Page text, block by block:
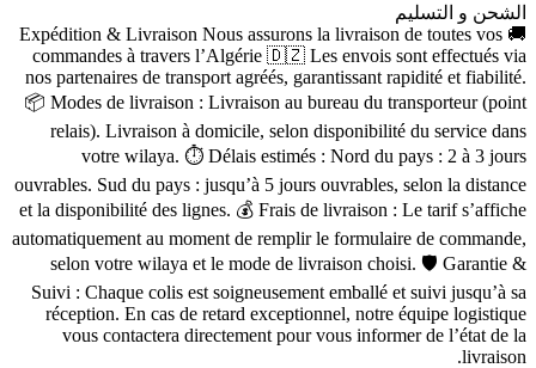
الشحن و التسليم
🚚 Expédition & Livraison Nous assurons la livraison de toutes vos
commandes à travers l’Algérie 🇩🇿 Les envois sont effectués via
nos partenaires de transport agréés, garantissant rapidité et fiabilité.
📦 Modes de livraison : Livraison au bureau du transporteur (point
relais). Livraison à domicile, selon disponibilité du service dans
votre wilaya. ⏱ Délais estimés : Nord du pays : 2 à 3 jours
ouvrables. Sud du pays : jusqu’à 5 jours ouvrables, selon la distance
et la disponibilité des lignes. 💰 Frais de livraison : Le tarif s’affiche
automatiquement au moment de remplir le formulaire de commande,
selon votre wilaya et le mode de livraison choisi. 🛡 Garantie &
Suivi : Chaque colis est soigneusement emballé et suivi jusqu’à sa
réception. En cas de retard exceptionnel, notre équipe logistique
vous contactera directement pour vous informer de l’état de la
livraison.